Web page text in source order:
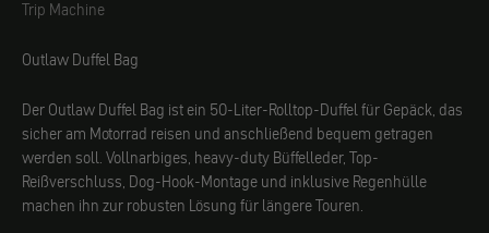
Trip Machine
Trip Machine
Outlaw Duffel Bag
Der Outlaw Duffel Bag ist ein 50-Liter-Rolltop-Duffel für Gepäck, das
sicher am Motorrad reisen und anschließend bequem getragen
werden soll. Vollnarbiges, heavy-duty Büffelleder, Top-
Reißverschluss, Dog-Hook-Montage und inklusive Regenhülle
machen ihn zur robusten Lösung für längere Touren.